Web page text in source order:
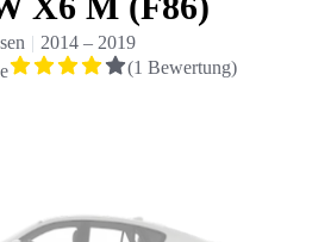
2014– 2019
(1 Bewertung)